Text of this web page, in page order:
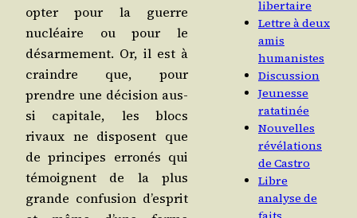
opter pour la guerre
nucléaire ou pour le
désar­me­ment. Or, il est à
craindre que, pour
prendre une déci­sion aus­
si capi­tale, les blocs
rivaux ne dis­posent que
de prin­cipes erro­nés qui
témoignent de la plus
grande confu­sion d’es­prit
libertaire
Lettre à deux
amis
humanistes
Discussion
Jeunesse
ratatinée
Nouvelles
révélations
de Castro
Libre
analyse de